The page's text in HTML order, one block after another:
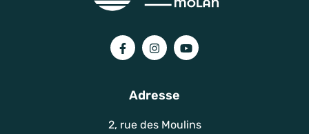
Lien vers le compte Facebook
Lien vers le compte Instagram
Lien vers la chaîne
Adresse
2, rue des Moulins